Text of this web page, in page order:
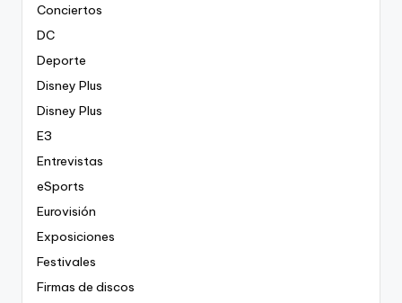
Conciertos
DC
Deporte
Disney Plus
Disney Plus
E3
Entrevistas
eSports
Eurovisión
Exposiciones
Festivales
Firmas de discos